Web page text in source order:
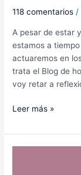
118 comentarios /
A pesar de estar
estamos a
actuaremos en
trata el Blog de
voy retar a
Leer más »